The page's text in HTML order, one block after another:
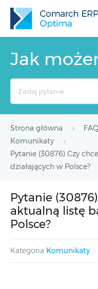
Jak
Strona główna FAQ
Komunikaty
Pytanie (30876) Czy
działających w Polsce?
Pytanie
aktualną listę
Polsce?
Kategoria Komunikaty